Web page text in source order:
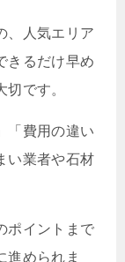
、人気エリア
きるだけ早め
です。
「費用の違い
い業者や石材
ポイントまで
進められま